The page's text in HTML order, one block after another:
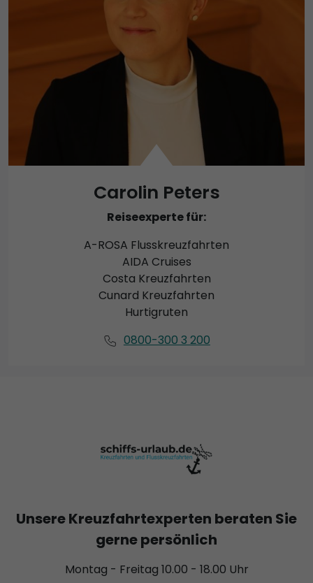
Carolin Peters
Reiseexperte für:
A-ROSA Flusskreuzfahrten
AIDA Cruises
Costa Kreuzfahrten
Cunard Kreuzfahrten
Hurtigruten
0800-300 3 200
Unsere Kreuzfahrtexperten beraten Sie
gerne persönlich
Montag - Freitag 10.00 - 18.00 Uhr